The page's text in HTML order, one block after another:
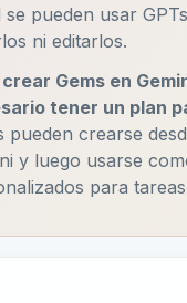
se pueden usar
ni editarlos.
Gems en
tener un plan
pueden crearse
y luego usarse
para